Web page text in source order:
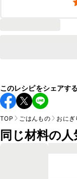
このレシピをシェアする
TOP ごはんもの おにぎ
同じ材料の